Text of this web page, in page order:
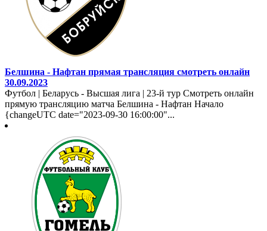
Белшина - Нафтан прямая трансляция смотреть онлайн
30.09.2023
Футбол | Беларусь - Высшая лига | 23-й тур Смотреть онлайн
прямую трансляцию матча Белшина - Нафтан Начало
{changeUTC date="2023-09-30 16:00:00"...